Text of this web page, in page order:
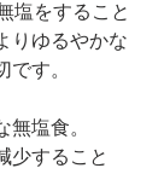
塩をすること
りゆるやかな
す。
塩食。
少すること